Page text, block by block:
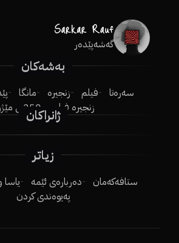
گەشەپێدەر
بەشەکان
سەرەتا فیلم زنجیرە مانگا
زنجیرە فیلم
250ـی مێژوو
ژانراکان
زیاتر
ستافەکەمان دەربارەی ئێمە
پەیوەندی کردن